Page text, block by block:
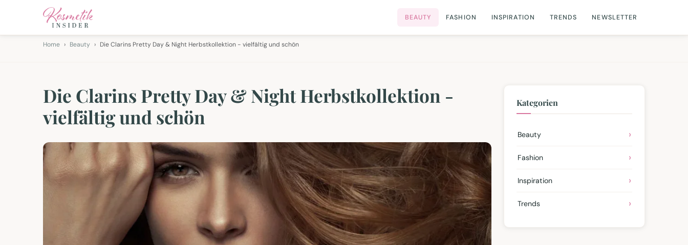
BEAUTY FASHION INSPIRATION TRENDS NEWSLETTER
Home Beauty Die Clarins Pretty Day & Night Herbstkollektion - vielfältig und schön
Die Clarins Pretty Day & Night Herbstkollektion -
vielfältig und schön
Kategorien
Beauty
Fashion
Inspiration
Trends